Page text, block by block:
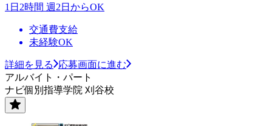
1日2時間 週2日からOK
交通費支給
未経験OK
詳細を見る
応募画面に進む
アルバイト・パート
ナビ個別指導学院 刈谷校